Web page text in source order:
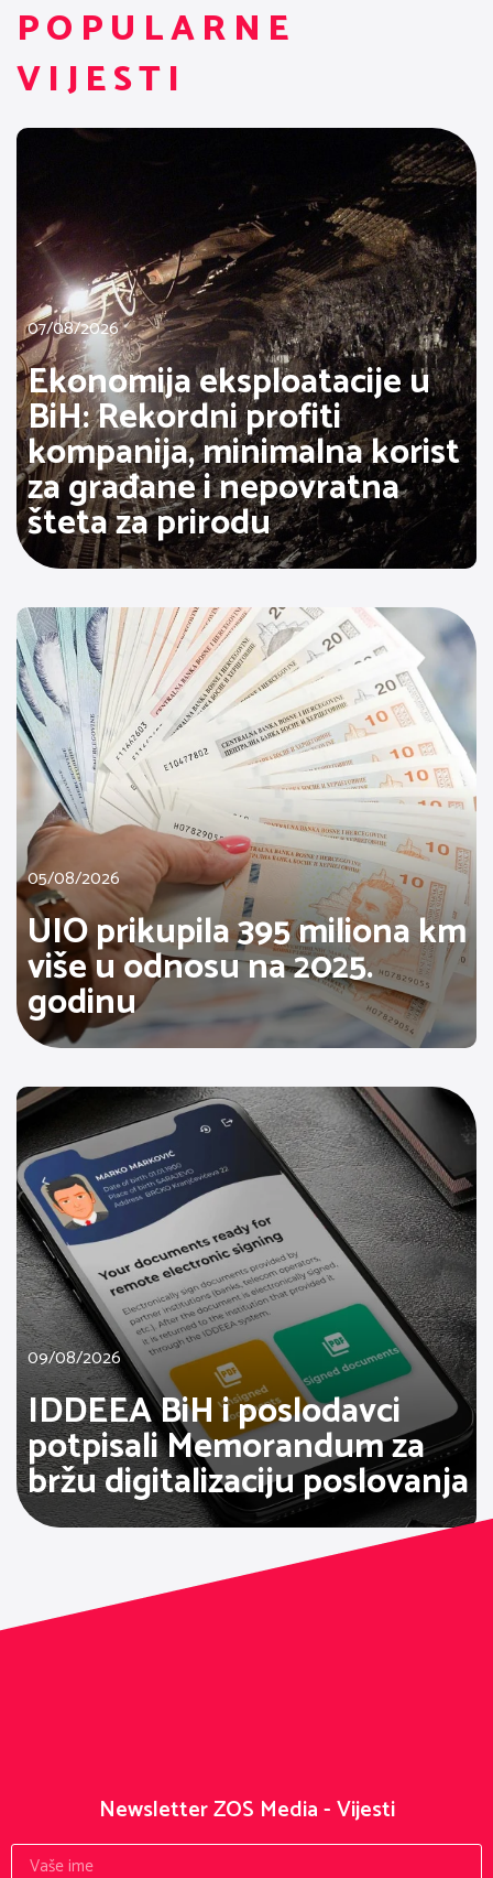
POPULARNE
VIJESTI
07/08/2026
Ekonomija eksploatacije u
BiH: Rekordni profiti
kompanija, minimalna korist
za građane i nepovratna
šteta za prirodu
05/08/2026
UIO prikupila 395 miliona km
više u odnosu na 2025.
godinu
09/08/2026
IDDEEA BiH i poslodavci
potpisali Memorandum za
bržu digitalizaciju poslovanja
Newsletter ZOS Media - Vijesti